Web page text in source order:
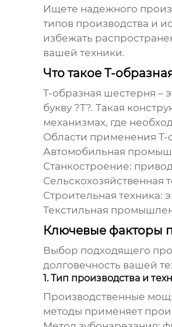
Ищете надежного
типов производства и
избежать
вашей техники.
Что такое Т-
Т-образная шестерня –
букву ?Т?. Такая
механизмах, где
Области применения Т-
Автомобильная
Станкостроение:
Сельскохозяйственная
Строительная техника:
Текстильная
Ключевые факторы
Выбор подходящего
долговечность вашей
1. Тип производства и
Производственные
методы применяет